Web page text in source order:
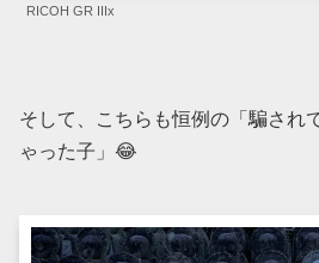
RICOH GR IIIx
そして、こちらも恒例の「騙され
ゃった子」😂